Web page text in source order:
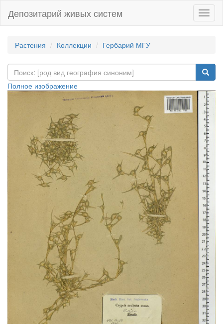
Депозитарий живых систем
Растения Коллекции Гербарий МГУ
Полное изображение